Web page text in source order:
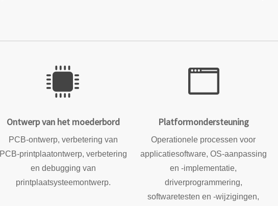
Ontwerp van het moederbord
PCB-ontwerp, verbetering van
PCB-printplaatontwerp, verbetering
en debugging van
printplaatsysteemontwerp.
Platformondersteuning
Operationele processen voor
applicatiesoftware, OS-aanpassing
en -implementatie,
driverprogrammering,
softwaretesten en -wijzigingen,